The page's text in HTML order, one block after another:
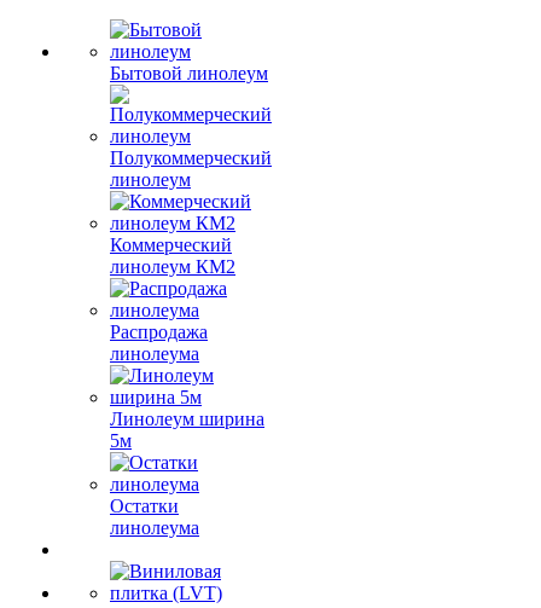
Бытовой линолеум
Полукоммерческий
линолеум
Коммерческий
линолеум КМ2
Распродажа
линолеума
Линолеум ширина
5м
Остатки
линолеума